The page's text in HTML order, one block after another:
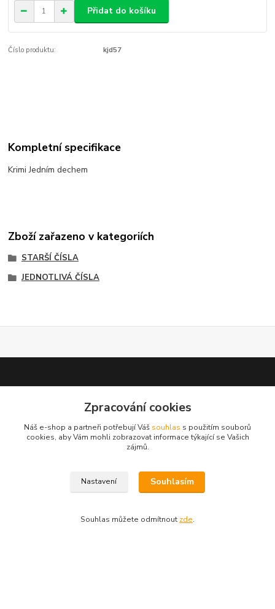
Přidat do košíku
Číslo produktu: kjd57
Kompletní specifikace
Krimi Jedním dechem
Zboží zařazeno v kategoriích
STARŠÍ ČÍSLA
JEDNOTLIVÁ ČÍSLA
+420 222 718 046, volba 3
Zpracování cookies
Náš e-shop a partneři potřebují Váš souhlas s použitím souborů
cookies, aby Vám mohli zobrazovat informace týkající se Vašich
zájmů.
Nastavení Souhlasím
Souhlas můžete odmítnout zde.